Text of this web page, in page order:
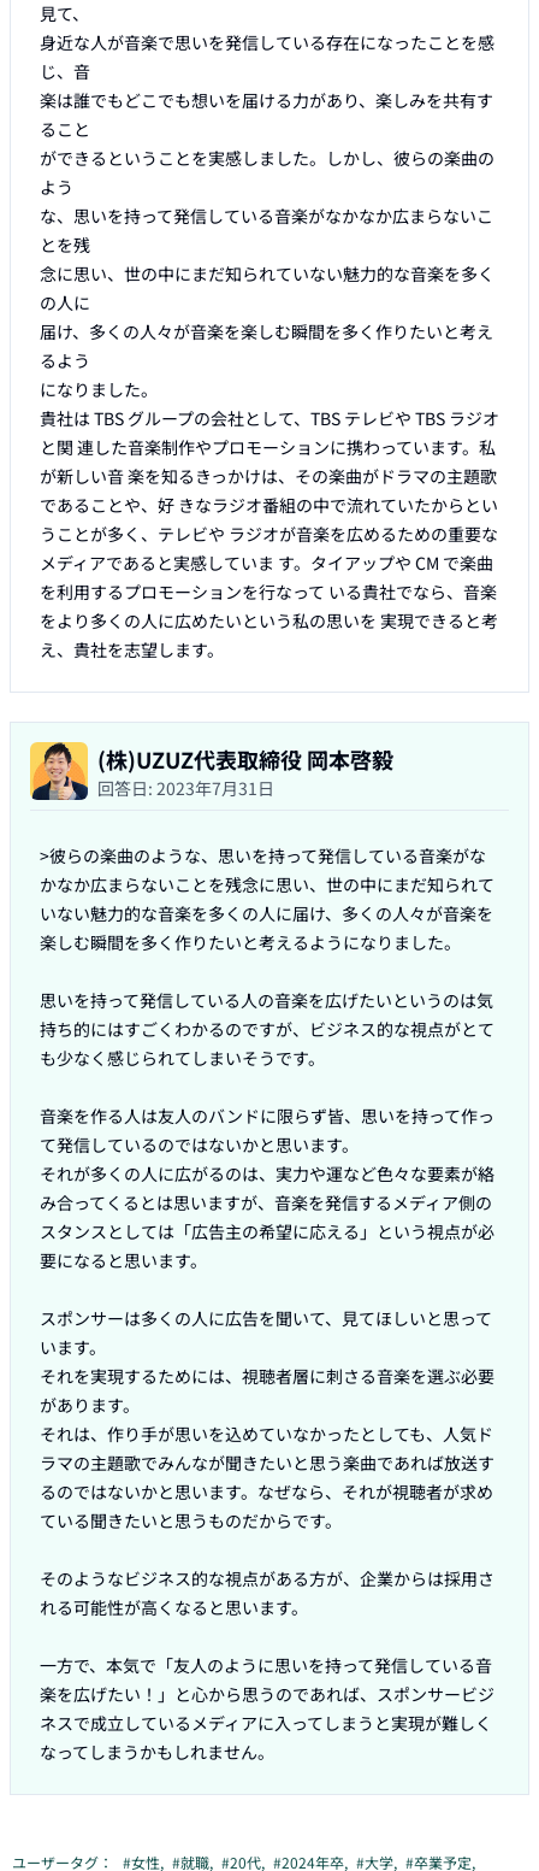
見て、
身近な人が音楽で思いを発信している存在になったことを感
じ、音
楽は誰でもどこでも想いを届ける力があり、楽しみを共有す
ること
ができるということを実感しました。しかし、彼らの楽曲の
よう
な、思いを持って発信している音楽がなかなか広まらないこ
とを残
念に思い、世の中にまだ知られていない魅力的な音楽を多く
の人に
届け、多くの人々が音楽を楽しむ瞬間を多く作りたいと考え
るよう
になりました。
貴社は TBS グループの会社として、TBS テレビや TBS ラジオ
と関 連した音楽制作やプロモーションに携わっています。私
が新しい音 楽を知るきっかけは、その楽曲がドラマの主題歌
であることや、好 きなラジオ番組の中で流れていたからとい
うことが多く、テレビや ラジオが音楽を広めるための重要な
メディアであると実感していま す。タイアップや CM で楽曲
を利用するプロモーションを行なって いる貴社でなら、音楽
をより多くの人に広めたいという私の思いを 実現できると考
え、貴社を志望します。
(株)UZUZ代表取締役 岡本啓毅
回答日: 2023年7月31日
>彼らの楽曲のような、思いを持って発信している音楽がな
かなか広まらないことを残念に思い、世の中にまだ知られて
いない魅力的な音楽を多くの人に届け、多くの人々が音楽を
楽しむ瞬間を多く作りたいと考えるようになりました。
思いを持って発信している人の音楽を広げたいというのは気
持ち的にはすごくわかるのですが、ビジネス的な視点がとて
も少なく感じられてしまいそうです。
音楽を作る人は友人のバンドに限らず皆、思いを持って作っ
て発信しているのではないかと思います。
それが多くの人に広がるのは、実力や運など色々な要素が絡
み合ってくるとは思いますが、音楽を発信するメディア側の
スタンスとしては「広告主の希望に応える」という視点が必
要になると思います。
スポンサーは多くの人に広告を聞いて、見てほしいと思って
います。
それを実現するためには、視聴者層に刺さる音楽を選ぶ必要
があります。
それは、作り手が思いを込めていなかったとしても、人気ド
ラマの主題歌でみんなが聞きたいと思う楽曲であれば放送す
るのではないかと思います。なぜなら、それが視聴者が求め
ている聞きたいと思うものだからです。
そのようなビジネス的な視点がある方が、企業からは採用さ
れる可能性が高くなると思います。
一方で、本気で「友人のように思いを持って発信している音
楽を広げたい！」と心から思うのであれば、スポンサービジ
ネスで成立しているメディアに入ってしまうと実現が難しく
なってしまうかもしれません。
ユーザータグ： #女性, #就職, #20代, #2024年卒, #大学, #卒業予定,